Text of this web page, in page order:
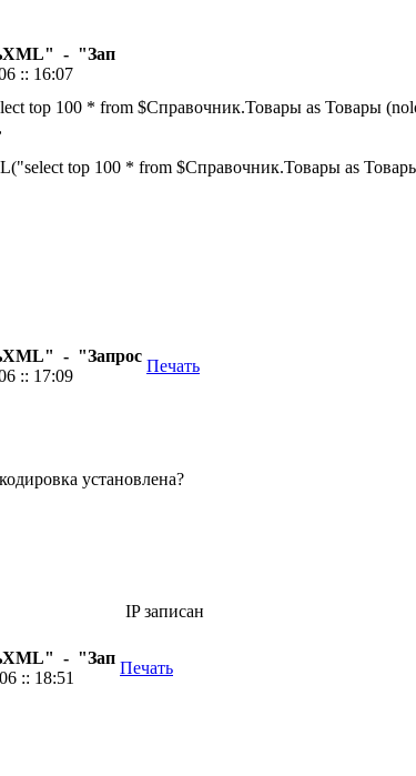
- "Зап
:: 16:07
top 100 * from $Справочник.Товары as Товары
top 100 * from $Справочник.Товары as
- "Запрос
:: 17:09
Печать
установлена?
IP записан
- "Зап
:: 18:51
Печать